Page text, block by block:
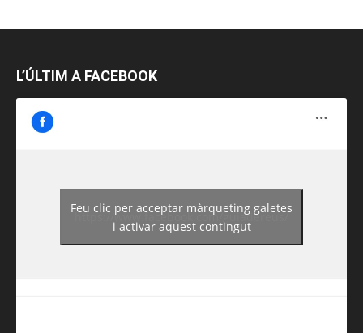
L’ÚLTIM A FACEBOOK
https://www.facebook.com/guiadereus/
Feu clic per acceptar màrqueting galetes
i activar aquest contingut